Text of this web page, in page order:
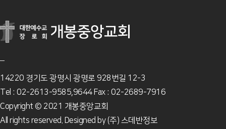
14220 경기도 광명시 광명로 928번길 12-3
Tel : 02-2613-9585,9644 Fax : 02-2689-7916
Copyright © 2021 개봉중앙교회
All rights reserved. Designed by(주) 스데반정보